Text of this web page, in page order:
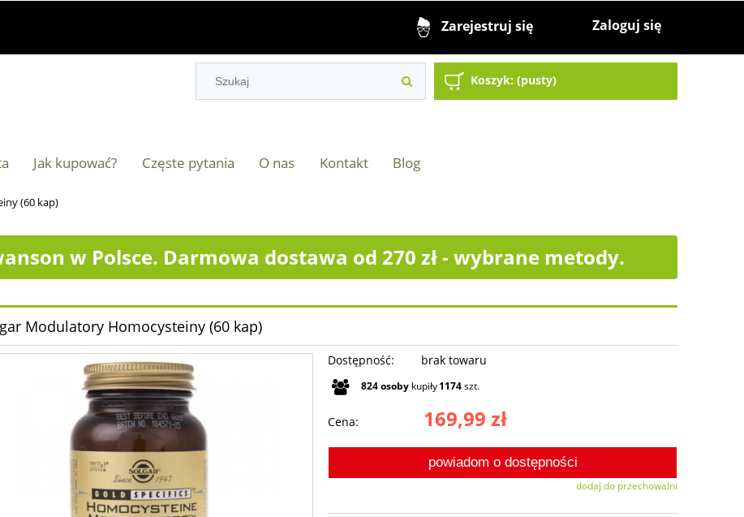
Zarejestruj się Zaloguj się
Koszyk: (pusty)
Jak kupować? Częste pytania O nas Kontakt Blog
(60 kap)
w Polsce. Darmowa dostawa od 270 zł - wybrane metody.
Modulatory Homocysteiny (60 kap)
Dostępność: brak towaru
824osoby kupiły1174szt.
Cena: 169,99 zł
powiadom o dostępności
dodaj do przechowalni